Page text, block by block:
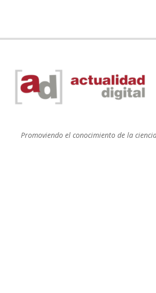
Promoviendo el conocimiento de la